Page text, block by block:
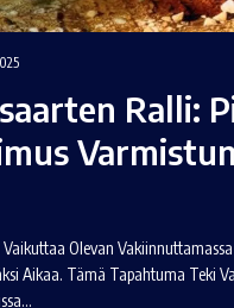
Ralli:
Olevan
Aikaa. Tämä Tapahtuma Teki